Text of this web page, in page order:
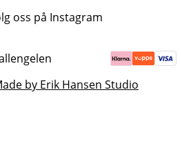
oss på Instagram
by Erik Hansen Studio